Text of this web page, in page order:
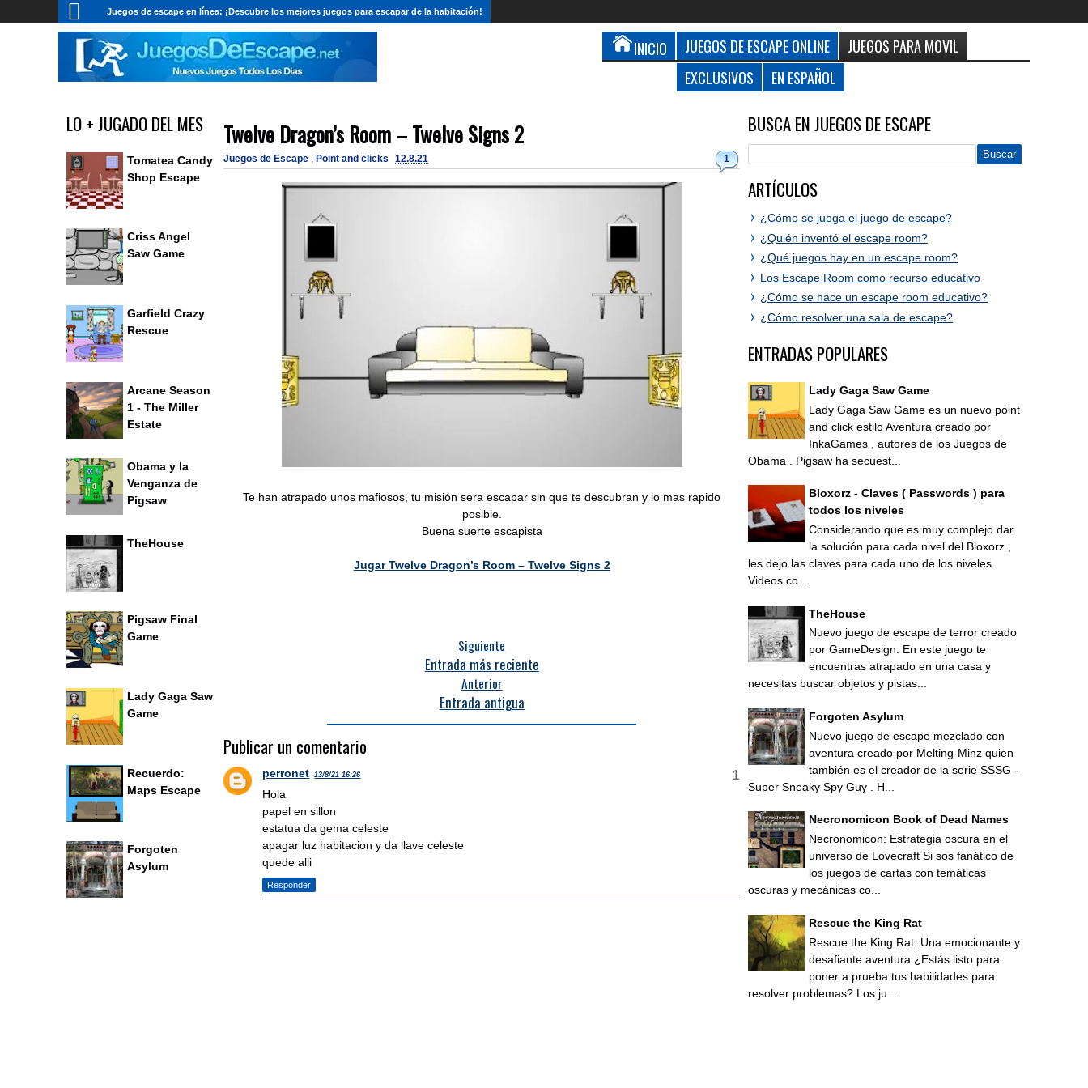
Juegos de escape en línea: ¡Descubre los mejores juegos para escapar de la habitación!
INICIO JUEGOS DE ESCAPE ONLINE
JUEGOS PARA MOVIL
EXCLUSIVOS
EN ESPAÑOL
Twelve Dragon’s Room – Twelve Signs 2
1
Juegos de Escape , Point and clicks 12.8.21
Te han atrapado unos mafiosos, tu misión sera escapar sin que te descubran y lo mas rapido
posible.
Buena suerte escapista
Jugar Twelve Dragon’s Room – Twelve Signs 2
Siguiente
Entrada más reciente
Anterior
Entrada antigua
Publicar un comentario
perronet 13/8/21 16:26
Hola
papel en sillon
estatua da gema celeste
apagar luz habitacion y da llave celeste
quede alli
Responder
LO + JUGADO DEL MES
Tomatea Candy
Shop Escape
Criss Angel
Saw Game
Garfield Crazy
Rescue
Arcane Season
1 - The Miller
Estate
Obama y la
Venganza de
Pigsaw
TheHouse
Pigsaw Final
Game
Lady Gaga Saw
Game
Recuerdo:
Maps Escape
Forgoten
Asylum
BUSCA EN JUEGOS DE ESCAPE
ARTÍCULOS
¿Cómo se juega el juego de escape?
¿Quién inventó el escape room?
¿Qué juegos hay en un escape room?
Los Escape Room como recurso educativo
¿Cómo se hace un escape room educativo?
¿Cómo resolver una sala de escape?
ENTRADAS POPULARES
Lady Gaga Saw Game
Lady Gaga Saw Game es un nuevo point
and click estilo Aventura creado por
InkaGames , autores de los Juegos de
Obama . Pigsaw ha secuest...
Bloxorz - Claves ( Passwords ) para
todos los niveles
Considerando que es muy complejo dar
la solución para cada nivel del Bloxorz ,
les dejo las claves para cada uno de los niveles.
Videos co...
TheHouse
Nuevo juego de escape de terror creado
por GameDesign. En este juego te
encuentras atrapado en una casa y
necesitas buscar objetos y pistas...
Forgoten Asylum
Nuevo juego de escape mezclado con
aventura creado por Melting-Minz quien
también es el creador de la serie SSSG -
Super Sneaky Spy Guy . H...
Necronomicon Book of Dead Names
Necronomicon: Estrategia oscura en el
universo de Lovecraft Si sos fanático de
los juegos de cartas con temáticas
oscuras y mecánicas co...
Rescue the King Rat
Rescue the King Rat: Una emocionante y
desafiante aventura ¿Estás listo para
poner a prueba tus habilidades para
resolver problemas? Los ju...